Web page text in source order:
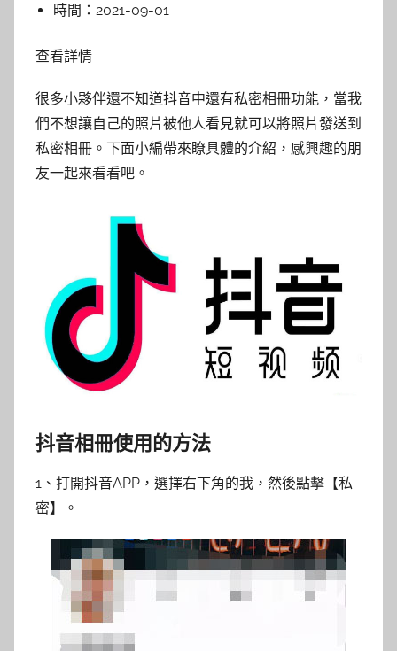
時間： 2021-09-01
查看詳情
很多小夥伴還不知道抖音中還有私密相冊功能，當我
們不想讓自己的照片被他人看見就可以將照片發送到
私密相冊。下面小編帶來瞭具體的介紹，感興趣的朋
友一起來看看吧。
抖音相冊使用的方法
1、打開抖音APP，選擇右下角的我，然後點擊【私
密】。